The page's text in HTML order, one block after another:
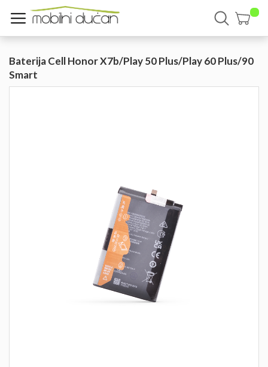
Baterija Cell Honor X7b/Play 50 Plus/Play 60 Plus/90
Smart